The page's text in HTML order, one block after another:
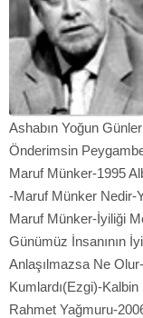
Ashabın Yoğun
Önderimsin
Maruf Münker-1995
-Maruf Münker Nedir-
Maruf Münker-İyiliği
Günümüz İnsanının
Anlaşılmazsa Ne
Kumlardı(Ezgi)-
Rahmet Yağmuru-